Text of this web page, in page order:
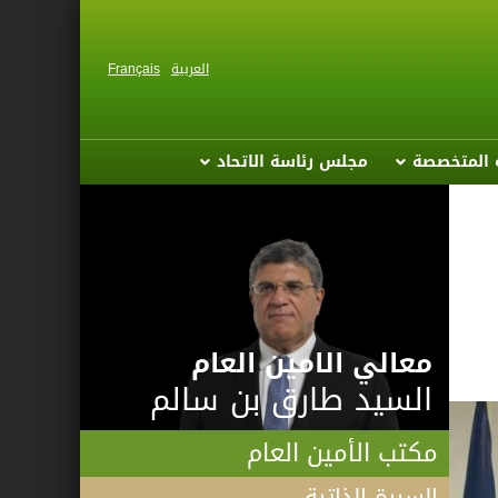
العربية Français
المتخصصة مجلس رئاسة الاتحاد
معالي الامين العام
السيد طارق بن سالم
مكتب الأمين العام